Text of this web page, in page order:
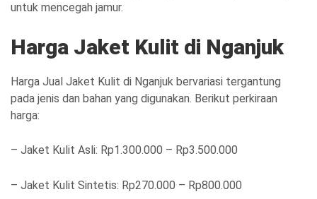
untuk mencegah jamur.
Harga Jaket Kulit di Nganjuk
Harga Jual Jaket Kulit di Nganjuk bervariasi tergantung
pada jenis dan bahan yang digunakan. Berikut perkiraan
harga:
– Jaket Kulit Asli: Rp1.300.000 – Rp3.500.000
– Jaket Kulit Sintetis: Rp270.000 – Rp800.000